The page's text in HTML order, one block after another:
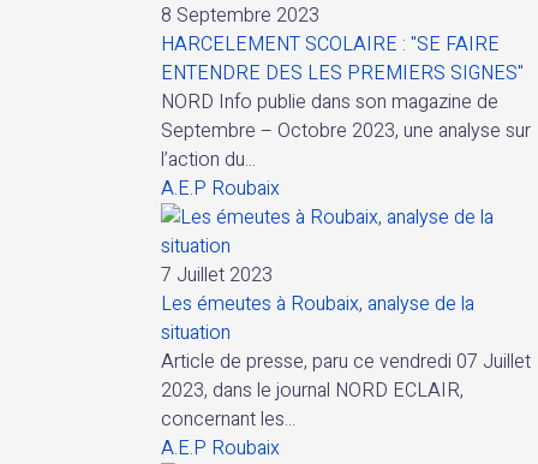
8 Septembre 2023
HARCELEMENT SCOLAIRE : "SE FAIRE
ENTENDRE DES LES PREMIERS SIGNES"
NORD Info publie dans son magazine de
Septembre – Octobre 2023, une analyse sur
l’action du...
A.E.P Roubaix
7 Juillet 2023
Les émeutes à Roubaix, analyse de la
situation
Article de presse, paru ce vendredi 07 Juillet
2023, dans le journal NORD ECLAIR,
concernant les...
A.E.P Roubaix